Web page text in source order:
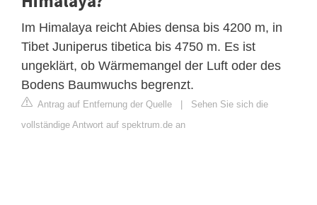
Im Himalaya reicht Abies densa bis 4200 m, in
Tibet Juniperus tibetica bis 4750 m. Es ist
ungeklärt, ob Wärmemangel der Luft oder des
Bodens Baumwuchs begrenzt.
Antrag auf Entfernung der Quelle | Sehen Sie sich die
vollständige Antwort auf spektrum.de an